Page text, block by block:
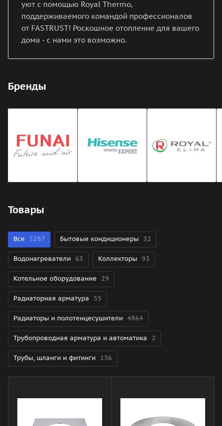
уют с помощью Royal Thermo,
поддерживаемого командой профессионалов
от FASTRUST! Роскошное отопление для вашего
дома - с нами это возможно.
Бренды
Товары
Все 5287 Бытовые кондиционеры 32
Водонагреватели 63 Коллекторы 93
Котельное оборудование 29
Радиаторная арматура 55
Радиаторы и полотенцесушители 4864
Трубопроводная арматура и автоматика 2
Трубы, шланги и фитинги 136